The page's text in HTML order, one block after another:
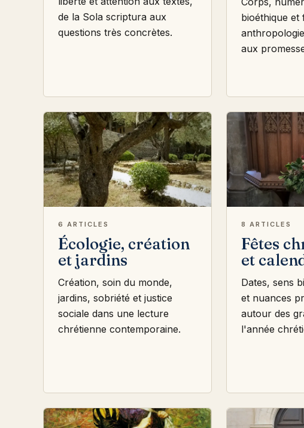
de la Sola scriptura aux
questions très concrètes.
bioéthique et
aux
6 ARTICLES
Écologie, création
et jardins
Création, soin du monde,
jardins, sobriété et justice
sociale dans une lecture
chrétienne contemporaine.
8 ARTICLES
Fêtes
et
Dates, sens
et nuances
autour des
l'année